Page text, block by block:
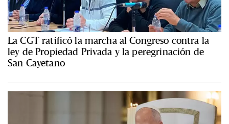
La CGT ratificó la marcha al Congreso contra la
ley de Propiedad Privada y la peregrinación de
San Cayetano